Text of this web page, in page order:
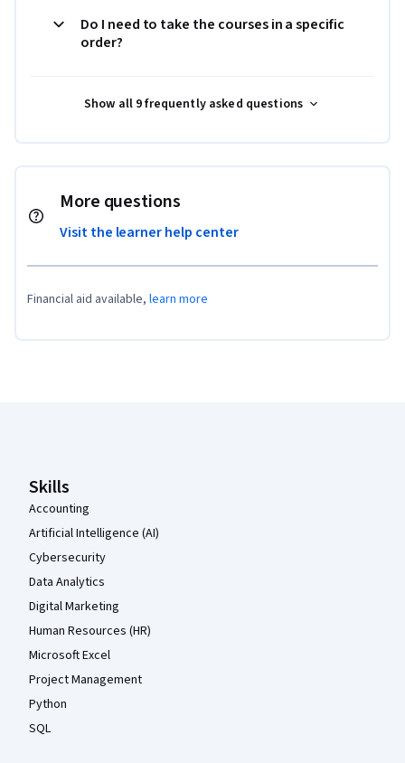
Do I need to take the courses in a specific
order?
Show all 9 frequently asked questions
More questions
Visit the learner help center
Financial aid available, learn more
Skills
Accounting
Artificial Intelligence (AI)
Cybersecurity
Data Analytics
Digital Marketing
Human Resources (HR)
Microsoft Excel
Project Management
Python
SQL